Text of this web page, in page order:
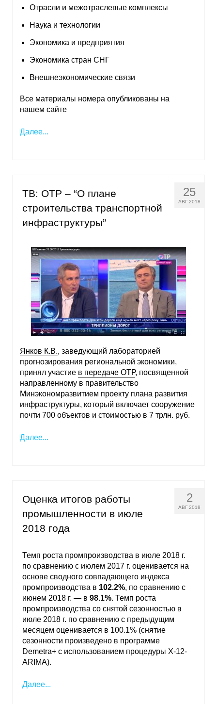
Отрасли и межотраслевые комплексы
Наука и технологии
Экономика и предприятия
Экономика стран СНГ
Внешнеэкономические связи
Все материалы номера опубликованы на
нашем сайте
Далее...
25
АВГ 2018
ТВ: ОТР – “О плане
строительства транспортной
инфраструктуры”
Янков К.В., заведующий лабораторией
прогнозирования региональной экономики,
принял участие в передаче ОТР, посвященной
направленному в правительство
Минэкономразвитием проекту плана развития
инфраструктуры, который включает сооружение
почти 700 объектов и стоимостью в 7 трлн. руб.
Далее...
2
АВГ 2018
Оценка итогов работы
промышленности в июле
2018 года
Темп роста промпроизводства в июле 2018 г.
по сравнению с июлем 2017 г. оценивается на
основе сводного совпадающего индекса
промпроизводства в 102.2%, по сравнению с
июнем 2018 г. — в 98.1%. Темп роста
промпроизводства со снятой сезонностью в
июле 2018 г. по сравнению с предыдущим
месяцем оценивается в 100.1% (снятие
сезонности произведено в программе
Demetra+ с использованием процедуры X-12-
ARIMA).
Далее...